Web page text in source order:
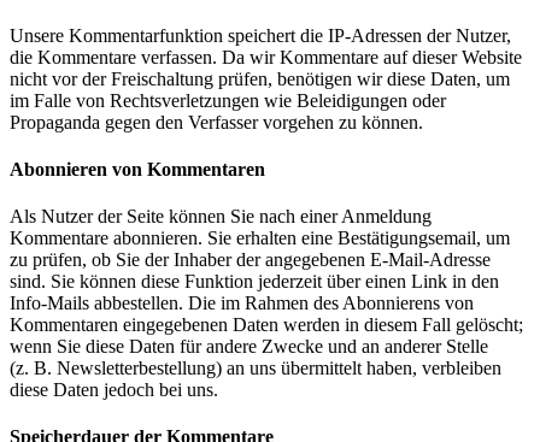
Unsere Kommentarfunktion speichert die IP-Adressen der Nutzer,
die Kommentare verfassen. Da wir Kommentare auf dieser Website
nicht vor der Freischaltung prüfen, benötigen wir diese Daten, um
im Falle von Rechtsverletzungen wie Beleidigungen oder
Propaganda gegen den Verfasser vorgehen zu können.
Abonnieren von Kommentaren
Als Nutzer der Seite können Sie nach einer Anmeldung
Kommentare abonnieren. Sie erhalten eine Bestätigungsemail, um
zu prüfen, ob Sie der Inhaber der angegebenen E-Mail-Adresse
sind. Sie können diese Funktion jederzeit über einen Link in den
Info-Mails abbestellen. Die im Rahmen des Abonnierens von
Kommentaren eingegebenen Daten werden in diesem Fall gelöscht;
wenn Sie diese Daten für andere Zwecke und an anderer Stelle
(z. B. Newsletterbestellung) an uns übermittelt haben, verbleiben
diese Daten jedoch bei uns.
Speicherdauer der Kommentare